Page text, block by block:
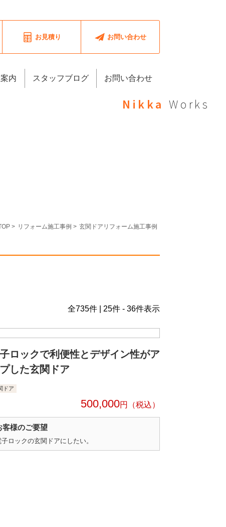
お見積り お問い合わせ
内 スタッフブログ お問い合わせ
Nikka Works
> リフォーム施工事例 > 玄関ドアリフォーム施工事例
全735件 | 25件 - 36件表示
ロックで利便性とデザイン性がア
した玄関ドア
ドア
500,000円
客様のご要望
子ロックの玄関ドアにしたい。